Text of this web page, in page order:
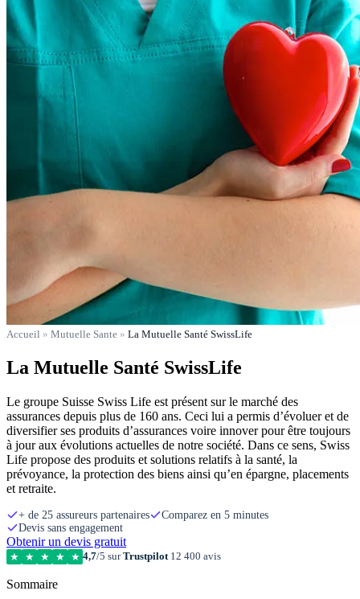
Accueil » Mutuelle Sante » La Mutuelle Santé SwissLife
La Mutuelle Santé SwissLife
Le groupe Suisse Swiss Life est présent sur le marché des
assurances depuis plus de 160 ans. Ceci lui a permis d’évoluer et de
diversifier ses produits d’assurances voire innover pour être toujours
à jour aux évolutions actuelles de notre société. Dans ce sens, Swiss
Life propose des produits et solutions relatifs à la santé, la
prévoyance, la protection des biens ainsi qu’en épargne, placements
et retraite.
+ de 25 assureurs partenaires
Comparez en 5 minutes
Devis sans engagement
Obtenir un devis gratuit
★ ★ ★ ★ ★ 4,7/5 surTrustpilot12 400 avis
Sommaire